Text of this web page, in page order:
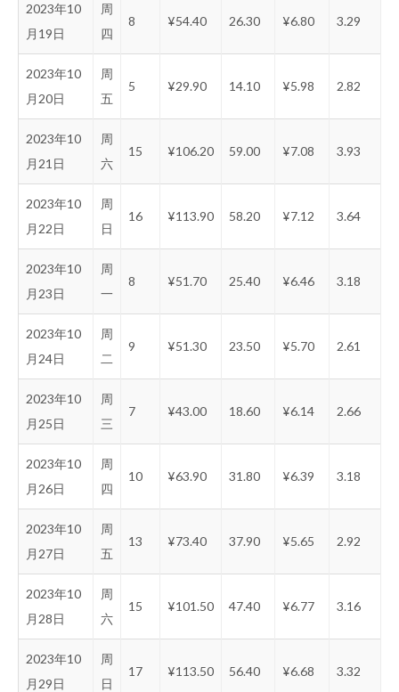
2023年10
月19日
周
四
8 ¥54.40 26.30 ¥6.80 3.29
2023年10
月20日
周
五
5 ¥29.90 14.10 ¥5.98 2.82
2023年10
月21日
周
六
15 ¥106.20 59.00 ¥7.08 3.93
2023年10
月22日
周
日
16 ¥113.90 58.20 ¥7.12 3.64
2023年10
月23日
周
一
8 ¥51.70 25.40 ¥6.46 3.18
2023年10
月24日
周
二
9 ¥51.30 23.50 ¥5.70 2.61
2023年10
月25日
周
三
7 ¥43.00 18.60 ¥6.14 2.66
2023年10
月26日
周
四
10 ¥63.90 31.80 ¥6.39 3.18
2023年10
月27日
周
五
13 ¥73.40 37.90 ¥5.65 2.92
2023年10
月28日
周
六
15 ¥101.50 47.40 ¥6.77 3.16
2023年10
月29日
周
日
17 ¥113.50 56.40 ¥6.68 3.32